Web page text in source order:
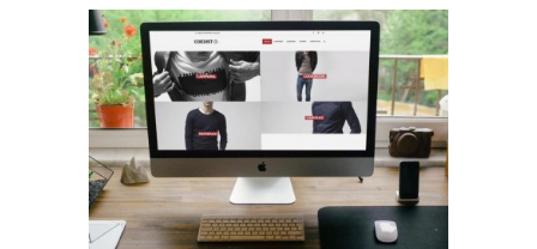
Diseño Web para Indumentaria
Trabajos Web